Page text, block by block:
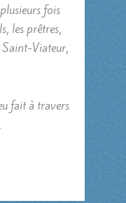
fois
les prêtres,
Saint-Viateur,
fait à travers